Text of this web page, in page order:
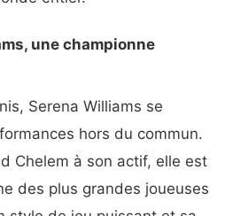
une championne
Serena Williams se
hors du commun.
Chelem à son actif, elle est
des plus grandes joueuses